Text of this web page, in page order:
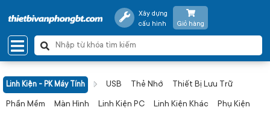
Xây dựng
cấu hình
Giỏ hàng
Linh Kiện - PK Máy Tính USB Thẻ Nhớ Thiết Bị Lưu Trữ
Phần Mềm Màn Hình Linh Kiện PC Linh Kiện Khác Phụ Kiện